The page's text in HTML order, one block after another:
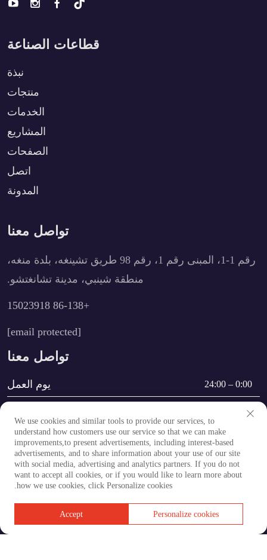
قطاعات الصناعة
نبذة
منتجات
الخدمات
المشاريع
الصفحات
اتصل
المدونة
تواصل معنا
رقم 1-1، المبنى رقم 1، رقم 98 طريق تشينغه، بلدة منغه،
منطقة شينبي، مدينة تشانغتشو.
+86-138 15023918
[email protected]
تواصل معنا
يوم العمل 0:00 – 24:00
0:00 – 24:00
حقوق النشر © شركة تشانغتشو هاوشينغ لأجزاء المركبات
المحدودة. جميع الحقوق محفوظة
سياسة الخصوصية
We use cookies and similar tools to provide our services, to
understand how customers use our service so that we can make
improvements,to present advertisements, including interest-based
advertisements, and to share information about your use of our site
with social media, advertising and analytics partners. If you do not
want to accept all cookies, or if you would like to learn more about
how we use cookies, click Personalize cookies.
Personalize cookies
Accept